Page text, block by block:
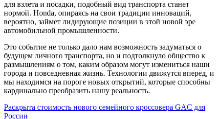
для взлета и посадки, подобный вид транспорта станет
нормой. Honda, опираясь на свои традиции инноваций,
вероятно, займет лидирующие позиции в этой новой эре
автомобильной промышленности.
Это событие не только дало нам возможность задуматься о
будущем личного транспорта, но и подтолкнуло общество к
размышлениям о том, каким образом могут измениться наши
города и повседневная жизнь. Технологии движутся вперед, и
мы находимся на пороге новых открытий, которые способны
кардинально преобразить нашу реальность.
Навигация
Раскрыта стоимость нового семейного кроссовера GAC для
России